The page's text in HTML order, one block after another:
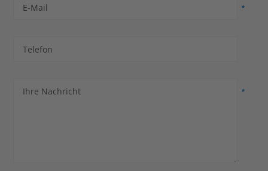
E-Mail
Telefon
Ihre Nachricht